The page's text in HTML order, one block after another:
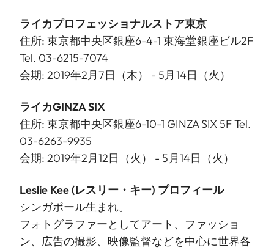
ライカプロフェッショナルストア東京
住所: 東京都中央区銀座6-4-1 東海堂銀座ビル2F
Tel. 03-6215-7074
会期: 2019年2月7日（木） - 5月14日（火）
ライカGINZA SIX
住所: 東京都中央区銀座6-10-1 GINZA SIX 5F Tel.
03-6263-9935
会期: 2019年2月12日（火） - 5月14日（火）
Leslie Kee (レスリー・キー) プロフィール
シンガポール生まれ。
フォトグラファーとしてアート、ファッショ
ン、広告の撮影、映像監督などを中心に世界各